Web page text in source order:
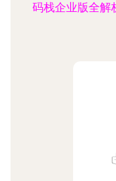
码栈企业版全解